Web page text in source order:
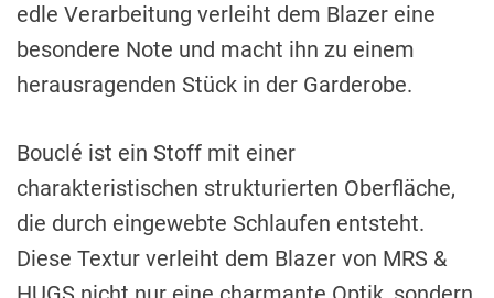
edle Verarbeitung verleiht dem Blazer eine
besondere Note und macht ihn zu einem
herausragenden Stück in der Garderobe.
Bouclé ist ein Stoff mit einer
charakteristischen strukturierten Oberfläche,
die durch eingewebte Schlaufen entsteht.
Diese Textur verleiht dem Blazer von MRS &